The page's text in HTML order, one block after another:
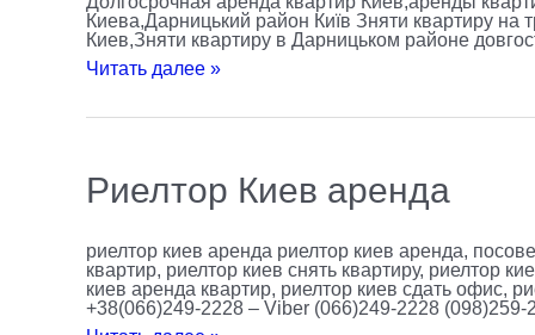
Киева,Дарницький район Київ Зняти квартиру
Киев,Зняти квартиру в Дарницьком районе
Читать далее »
Риелтор Киев аренда
риелтор киев аренда риелтор киев аренда,
квартир, риелтор киев снять квартиру, риелтор
киев аренда квартир, риелтор киев сдать офис,
+38(066)249-2228 – Viber (066)249-2228
Риелтор
Киев